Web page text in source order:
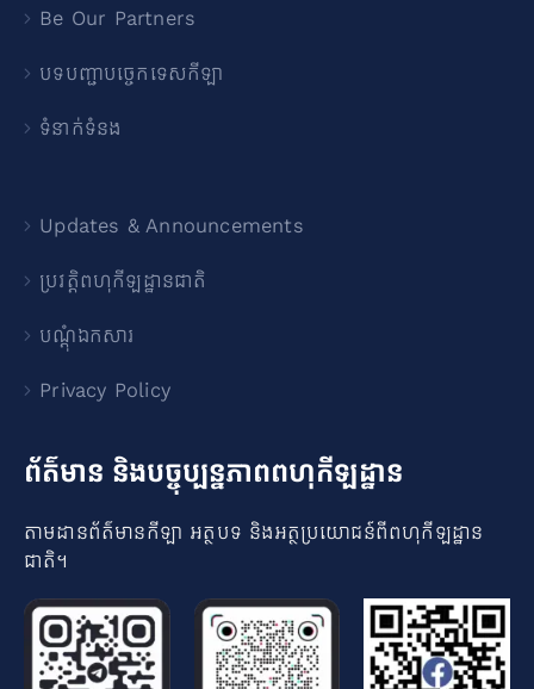
Be Our Partners
បទបញ្ជាបច្ចេកទេសកីឡា
ទំនាក់ទំនង
Updates & Announcements
ប្រវត្តិពហុកីឡដ្ឋានជាតិ
បណ្ដុំឯកសារ
Privacy Policy
ព័ត៌មាន និងបច្ចុប្បន្នភាពពហុកីឡដ្ឋាន
តាមដានព័ត៌មានកីឡា អត្ថបទ និងអត្ថប្រយោជន៍ពីពហុកីឡដ្ឋាន
ជាតិ​។